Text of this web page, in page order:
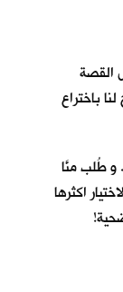
القصة
باختراع
و طُلب منَّا
اكثرها